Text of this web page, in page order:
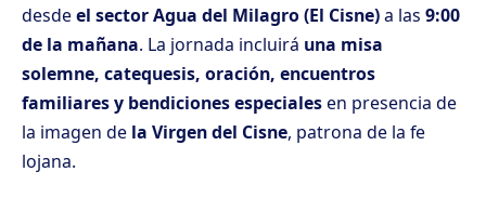
desdeel sector Agua del Milagro (El Cisne)a las 9:00
de la mañana. La jornada incluirá una misa
solemne, catequesis, oración, encuentros
familiares y bendiciones especialesen presencia de
la imagen de la Virgen del Cisne, patrona de la fe
lojana.